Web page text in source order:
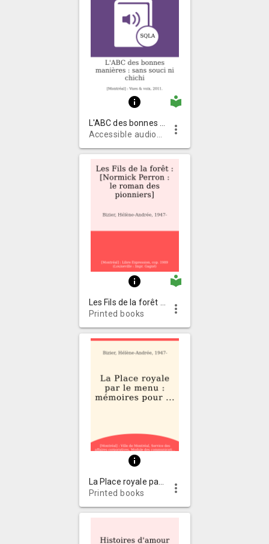
info local_library
more_vert
info local_library
Printed books
more_vert
info
Printed books
more_vert